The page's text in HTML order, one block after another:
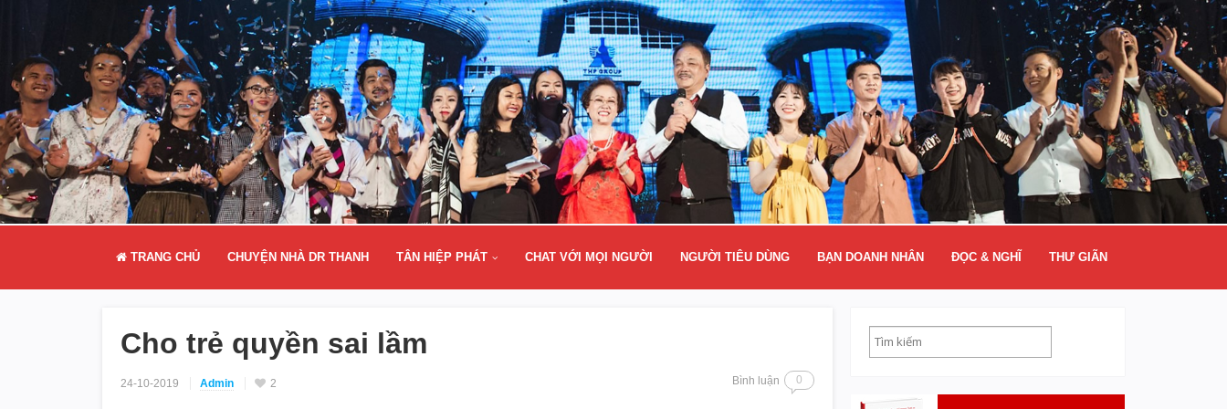
TRANG CHỦ CHUYỆN NHÀ DR THANH TÂN HIỆP PHÁT CHAT VỚI MỌI NGƯỜI NGƯỜI TIÊU DÙNG BẠN DOANH NHÂN ĐỌC & NGHĨ THƯ GIÃN
Cho trẻ quyền sai lầm
24-10-2019 Admin 2 Bình luận 0